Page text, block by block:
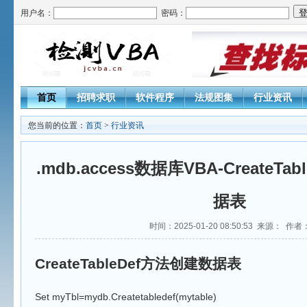
用户名： 密码：
首页 招聘求职 软件程序 法规图集 行业资讯
您当前的位置： 首页 > 行业资讯
.mdb.access数据库VBA-
据表
时间：2025-01-20 08:50:53 来源： 作者
CreateTableDef方法创建数据表
Set myTbl=mydb.Createtabledef(mytable)